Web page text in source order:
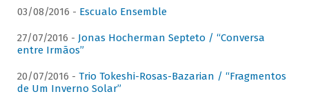
03/08/2016 - Escualo Ensemble
27/07/2016 - Jonas Hocherman Septeto / “Conversa
entre Irmãos”
20/07/2016 - Trio Tokeshi-Rosas-Bazarian / “Fragmentos
de Um Inverno Solar”